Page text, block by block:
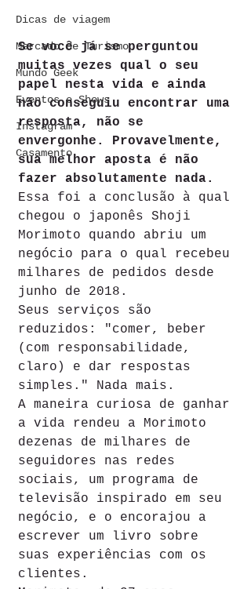
Dicas de viagem
Mercado de Turismo
Mundo Geek
Eventos e Shows
Instagram
Casamento
Se você já se perguntou
muitas vezes qual o seu
papel nesta vida e ainda
não conseguiu encontrar uma
resposta, não se
envergonhe. Provavelmente,
sua melhor aposta é não
fazer absolutamente nada.
Essa foi a conclusão à qual
chegou o japonês Shoji
Morimoto quando abriu um
negócio para o qual recebeu
milhares de pedidos desde
junho de 2018.
Seus serviços são
reduzidos: "comer, beber
(com responsabilidade,
claro) e dar respostas
simples." Nada mais.
A maneira curiosa de ganhar
a vida rendeu a Morimoto
dezenas de milhares de
seguidores nas redes
sociais, um programa de
televisão inspirado em seu
negócio, e o encorajou a
escrever um livro sobre
suas experiências com os
clientes.